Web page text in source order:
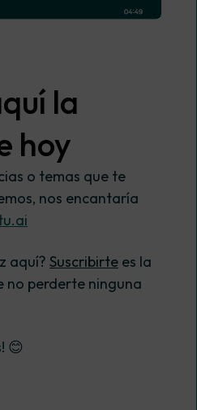
la
hoy
o temas que te
nos encantaría
aquí? Suscribirte es la
no perderte ninguna
😊